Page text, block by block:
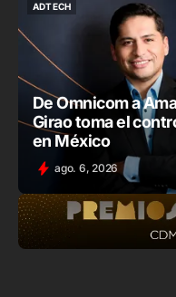
ADTECH
De Omnicom a
Girao toma el
en México
ago. 6, 2026